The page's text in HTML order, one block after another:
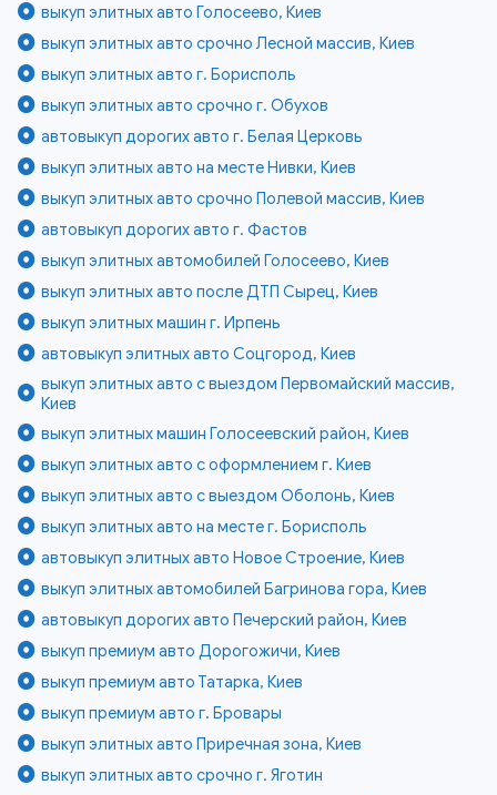
выкуп элитных авто Голосеево, Киев
выкуп элитных авто срочно Лесной массив, Киев
выкуп элитных авто г. Борисполь
выкуп элитных авто срочно г. Обухов
автовыкуп дорогих авто г. Белая Церковь
выкуп элитных авто на месте Нивки, Киев
выкуп элитных авто срочно Полевой массив, Киев
автовыкуп дорогих авто г. Фастов
выкуп элитных автомобилей Голосеево, Киев
выкуп элитных авто после ДТП Сырец, Киев
выкуп элитных машин г. Ирпень
автовыкуп элитных авто Соцгород, Киев
выкуп элитных авто с выездом Первомайский массив,
Киев
выкуп элитных машин Голосеевский район, Киев
выкуп элитных авто с оформлением г. Киев
выкуп элитных авто с выездом Оболонь, Киев
выкуп элитных авто на месте г. Борисполь
автовыкуп элитных авто Новое Строение, Киев
выкуп элитных автомобилей Багринова гора, Киев
автовыкуп дорогих авто Печерский район, Киев
выкуп премиум авто Дорогожичи, Киев
выкуп премиум авто Татарка, Киев
выкуп премиум авто г. Бровары
выкуп элитных авто Приречная зона, Киев
выкуп элитных авто срочно г. Яготин